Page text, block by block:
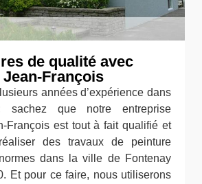
de qualité avec
François
années d’expérience dans
sachez que notre entreprise
François est tout à fait qualifié et
des travaux de peinture
dans la ville de Fontenay
Et pour ce faire, nous utiliserons